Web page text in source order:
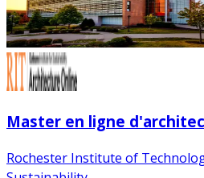
Master en ligne
Rochester Institute of